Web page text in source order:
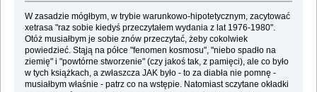
W zasadzie mógłbym, w trybie warunkowo-hipotetycznym, zacytować
xetrasa "raz sobie kiedyś przeczytałem wydania z lat 1976-1980".
Otóż musiałbym je sobie znów przeczytać, żeby cokolwiek
powiedzieć. Stąją na półce "fenomen kosmosu", "niebo spadło na
ziemię" i "powtórne stworzenie" (czy jakoś tak, z pamięci), ale co było
w tych książkach, a zwłaszcza JAK było - to za diabła nie pomnę -
musiałbym właśnie - patrz co na wstępie. Natomiast sczytane okładki